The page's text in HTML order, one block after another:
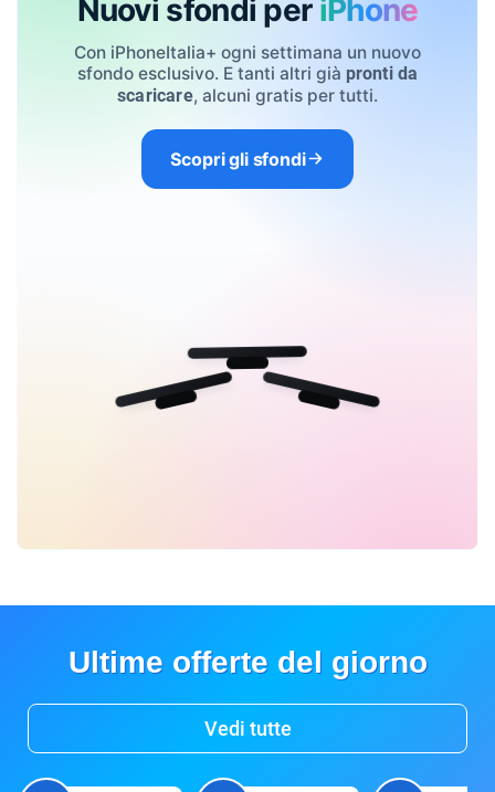
Nuovi sfondi per iPhone
Con iPhoneItalia+ ogni settimana un nuovo
sfondo esclusivo. E tanti altri già pronti da
scaricare, alcuni gratis per tutti.
Scopri gli sfondi
Ultime offerte del giorno
Vedi tutte